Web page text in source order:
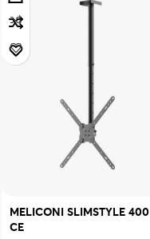
MELICONI SLIMSTYLE 400
CE